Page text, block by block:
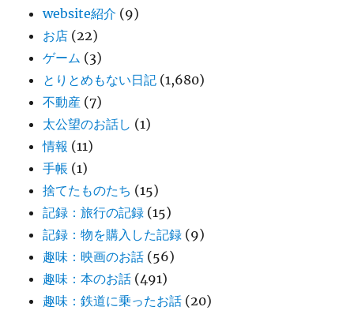
website紹介 (9)
お店 (22)
ゲーム (3)
とりとめもない日記 (1,680)
不動産 (7)
太公望のお話し (1)
情報 (11)
手帳 (1)
捨てたものたち (15)
記録：旅行の記録 (15)
記録：物を購入した記録 (9)
趣味：映画のお話 (56)
趣味：本のお話 (491)
趣味：鉄道に乗ったお話 (20)